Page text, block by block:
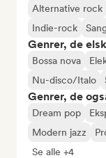
Alternative rock
Indie-rock
Genrer, de
Bossa nova
Nu-disco/Italo
Genrer, de
Dream pop
Modern jazz
Se alle +4